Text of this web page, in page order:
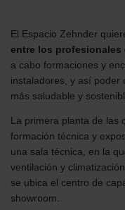
El Espacio Zehnder
entre los profesionales
a cabo formaciones y
instaladores, y así poder
más saludable y
La primera planta de las
formación técnica y
una sala técnica, en la
ventilación y
se ubica el centro de
showroom.